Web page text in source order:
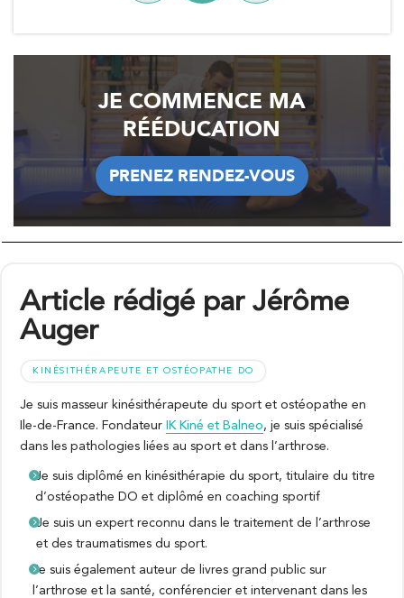
JE COMMENCE MA
RÉÉDUCATION
PRENEZ RENDEZ-VOUS
PRENEZ RENDEZ-VOUS
Article rédigé par Jérôme
Auger
KINÉSITHÉRAPEUTE ET OSTÉOPATHE DO
Je suis masseur kinésithérapeute du sport et ostéopathe en
Ile-de-France. Fondateur IK Kiné et Balneo, je suis spécialisé
dans les pathologies liées au sport et dans l’arthrose.
Je suis diplômé en kinésithérapie du sport, titulaire du titre
d’ostéopathe DO et diplômé en coaching sportif
Je suis un expert reconnu dans le traitement de l’arthrose
et des traumatismes du sport.
Je suis également auteur de livres grand public sur
l’arthrose et la santé, conférencier et intervenant dans les